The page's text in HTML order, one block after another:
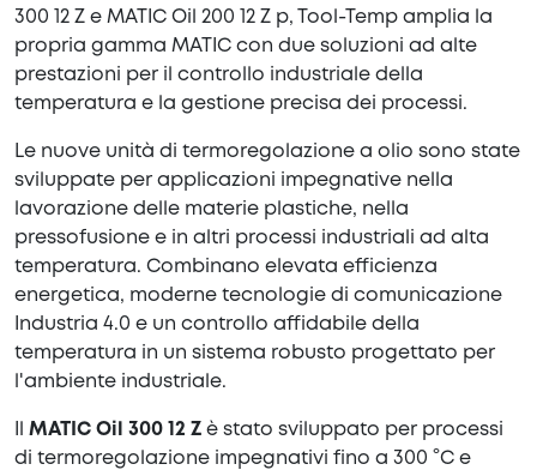
300 12 Z e MATIC Oil 200 12 Z p, Tool-Temp amplia la
propria gamma MATIC con due soluzioni ad alte
prestazioni per il controllo industriale della
temperatura e la gestione precisa dei processi.
Le nuove unità di termoregolazione a olio sono state
sviluppate per applicazioni impegnative nella
lavorazione delle materie plastiche, nella
pressofusione e in altri processi industriali ad alta
temperatura. Combinano elevata efficienza
energetica, moderne tecnologie di comunicazione
Industria 4.0 e un controllo affidabile della
temperatura in un sistema robusto progettato per
l'ambiente industriale.
MATIC Oil 300 12 Z è stato sviluppato per processi
di termoregolazione impegnativi fino a 300 °C e